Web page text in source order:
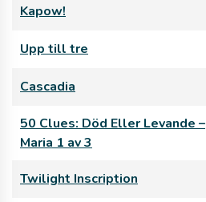
Kapow!
Upp till tre
Cascadia
50 Clues: Död Eller Levande –
Maria 1 av 3
Twilight Inscription